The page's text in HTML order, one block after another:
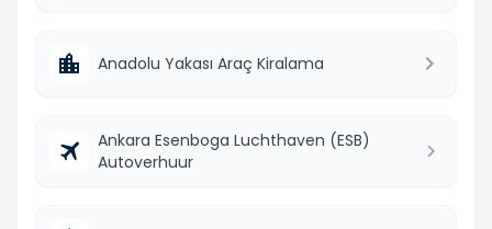
Anadolu Yakası Araç Kiralama
Ankara Esenboga Luchthaven (ESB)
Autoverhuur